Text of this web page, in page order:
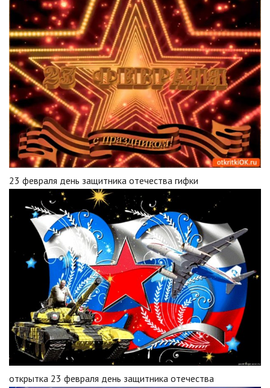
23 февраля день защитника отечества гифки
открытка 23 февраля день защитника отечества